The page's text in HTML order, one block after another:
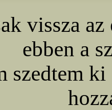
vissza
ebben a
szedtem